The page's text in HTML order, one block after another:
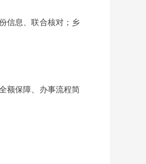
信息、联合核对；乡
额保障、办事流程简